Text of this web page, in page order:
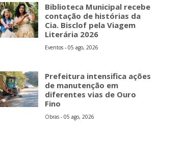
Biblioteca Municipal recebe
contação de histórias da
Cia. Bisclof pela Viagem
Literária 2026
Eventos - 05 ago, 2026
Prefeitura intensifica ações
de manutenção em
diferentes vias de Ouro
Fino
Obras - 05 ago, 2026